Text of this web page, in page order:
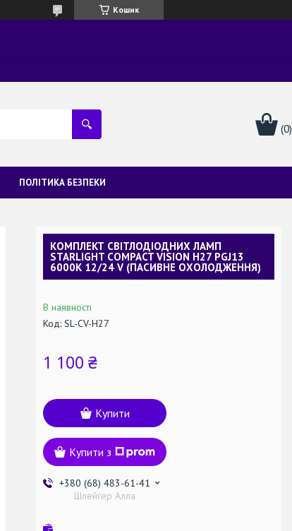
Кошик
ПОЛІТИКА БЕЗПЕКИ
КОМПЛЕКТ СВІТЛОДІОДНИХ ЛАМП
STARLIGHT COMPACT VISION H27 PGJ13
6000K 12/24 V (ПАСИВНЕ ОХОЛОДЖЕННЯ)
В наявності
Код: SL-CV-H27
1 100 ₴
Купити
Купити з
+380 (68) 483-61-41
Шлейгер Алла